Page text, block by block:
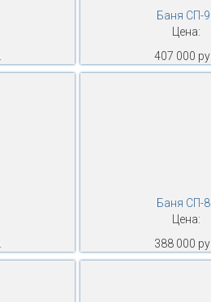
Баня СП-
Цена:
407 000
Баня СП-
Цена:
388 000